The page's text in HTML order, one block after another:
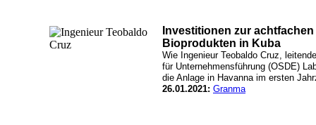
Investitionen zur
Bioprodukten in Kuba
Wie Ingenieur Teobaldo Cruz,
für Unternehmensführung (OSDE)
die Anlage in Havanna im ersten
26.01.2021: Granma